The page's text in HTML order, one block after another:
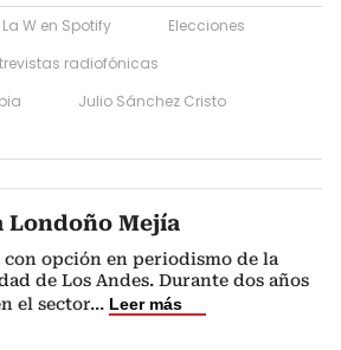
La W en Spotify
Elecciones
radiofónicas
Julio Sánchez Cristo
Londoño Mejía
con opción en periodismo de la
de Los Andes. Durante dos años
el sector... Leer más